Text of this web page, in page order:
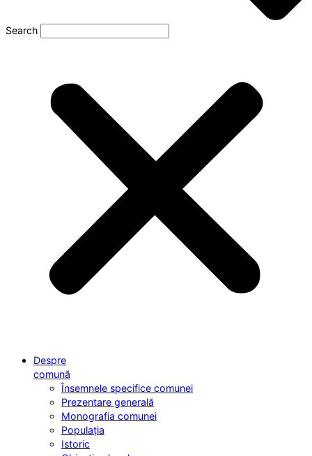
Search
Despre
comună
Însemnele specifice comunei
Prezentare generală
Monografia comunei
Populația
Istoric